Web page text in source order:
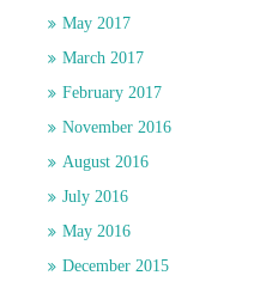
May 2017
March 2017
February 2017
November 2016
August 2016
July 2016
May 2016
December 2015